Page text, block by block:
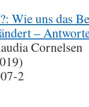
Wie uns das
–
Cornelsen
2